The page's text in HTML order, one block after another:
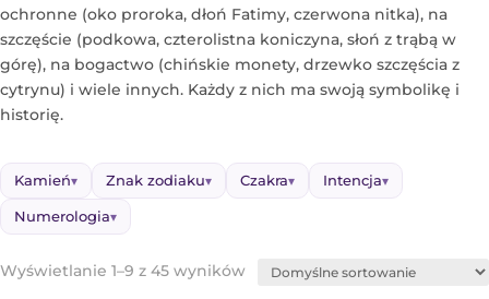
ochronne (oko proroka, dłoń Fatimy, czerwona nitka), na
szczęście (podkowa, czterolistna koniczyna, słoń z trąbą w
górę), na bogactwo (chińskie monety, drzewko szczęścia z
cytrynu) i wiele innych. Każdy z nich ma swoją symbolikę i
historię.
Kamień▾ Znak zodiaku▾ Czakra▾ Intencja▾
Numerologia▾
Wyświetlanie 1–9 z 45 wyników